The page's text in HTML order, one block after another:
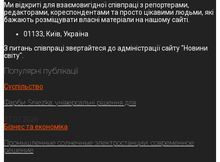
Ми відкриті для взаємовигідної співпраці з репортерами,
редакторами, кореспондентами та просто цікавими людьми, які
бажають розміщувати власні матеріали на нашому сайті.
01133, Київ, Україна
З питань співпраці звертайтеся до адміністрації сайту "Новини
світу".
Популярні публікації
Суспільство
Фарби Sniezka: універсальні рішення для
Бізнес та економіка
Промышленные солнечные электростанции: современное
решение